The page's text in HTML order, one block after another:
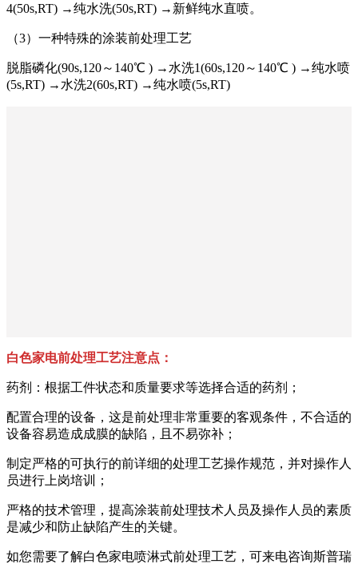
4(50s,RT) →纯水洗(50s,RT) →新鲜纯水直喷。
（3）一种特殊的涂装前处理工艺
脱脂磷化(90s,120～140℃ ) →水洗1(60s,120～140℃ ) →纯水喷
(5s,RT) →水洗2(60s,RT) →纯水喷(5s,RT)
白色家电前处理工艺注意点：
药剂：根据工件状态和质量要求等选择合适的药剂；
配置合理的设备，这是前处理非常重要的客观条件，不合适的
设备容易造成成膜的缺陷，且不易弥补；
制定严格的可执行的前详细的处理工艺操作规范，并对操作人
员进行上岗培训；
严格的技术管理，提高涂装前处理技术人员及操作人员的素质
是减少和防止缺陷产生的关键。
如您需要了解白色家电喷淋式前处理工艺，可来电咨询斯普瑞